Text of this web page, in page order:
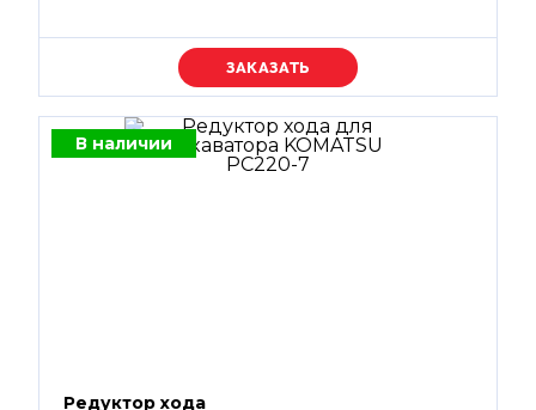
Уточняйте цену
В наличии
Редуктор хода